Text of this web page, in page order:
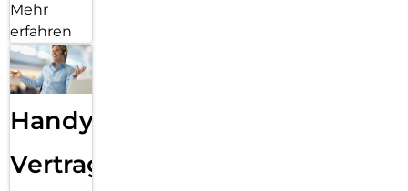
Mehr
erfahren
Handy
Vertragsabwicklung